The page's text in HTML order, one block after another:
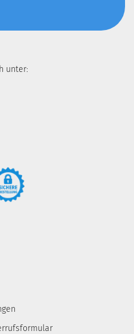
unter: